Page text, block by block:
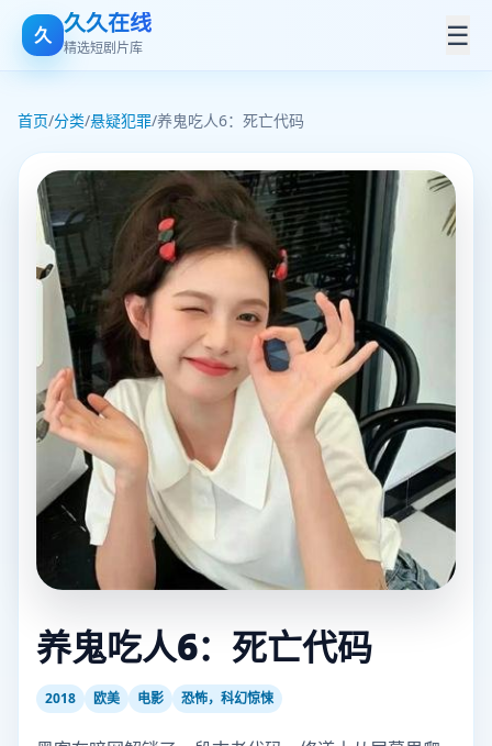
久 久久在线
精选短剧片库 ☰
首页/分类/悬疑犯罪/养鬼吃人6：死亡代码
养鬼吃人6：死亡代码
2018 欧美 电影 恐怖，科幻惊悚